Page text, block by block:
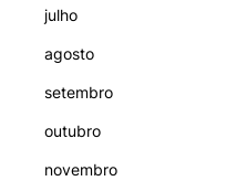
julho
agosto
setembro
outubro
novembro